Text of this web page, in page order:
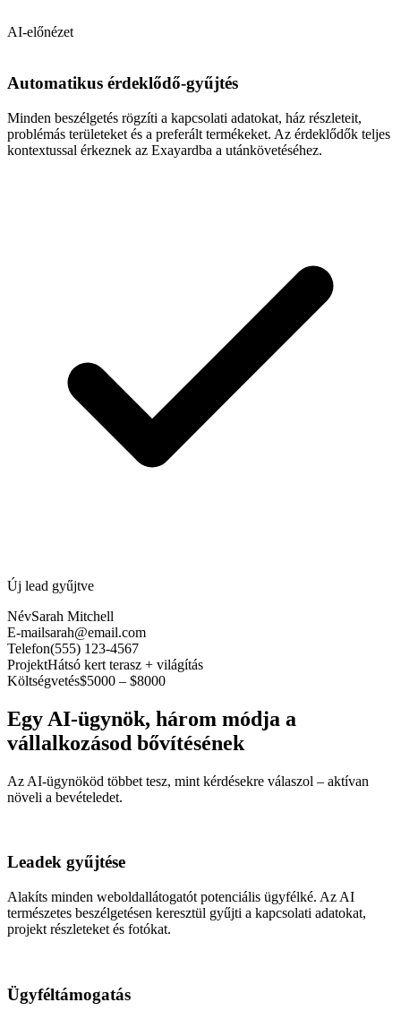
AI-előnézet
Automatikus érdeklődő-gyűjtés
Minden beszélgetés rögzíti a kapcsolati adatokat, ház részleteit,
problémás területeket és a preferált termékeket. Az érdeklődők teljes
kontextussal érkeznek az Exayardba a utánkövetéséhez.
Új lead gyűjtve
NévSarah Mitchell
E-mailsarah@email.com
Telefon(555) 123-4567
ProjektHátsó kert terasz + világítás
Költségvetés$5000 – $8000
Egy AI-ügynök, három módja a
vállalkozásod bővítésének
Az AI-ügynököd többet tesz, mint kérdésekre válaszol – aktívan
növeli a bevételedet.
Leadek gyűjtése
Alakíts minden weboldallátogatót potenciális ügyfélké. Az AI
természetes beszélgetésen keresztül gyűjti a kapcsolati adatokat,
projekt részleteket és fotókat.
Ügyféltámogatás